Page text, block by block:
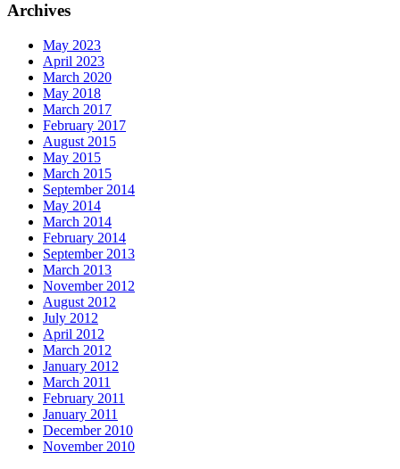
Archives
May 2023
April 2023
March 2020
May 2018
March 2017
February 2017
August 2015
May 2015
March 2015
September 2014
May 2014
March 2014
February 2014
September 2013
March 2013
November 2012
August 2012
July 2012
April 2012
March 2012
January 2012
March 2011
February 2011
January 2011
December 2010
November 2010